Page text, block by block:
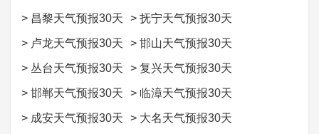
> 昌黎天气预报30天 > 抚宁天气预报30天
> 卢龙天气预报30天 > 邯山天气预报30天
> 丛台天气预报30天 > 复兴天气预报30天
> 邯郸天气预报30天 > 临漳天气预报30天
> 成安天气预报30天 > 大名天气预报30天